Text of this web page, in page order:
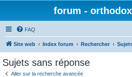
forum -
FAQ
Site web Index forum Rechercher
Sujets sans réponse
Aller sur la recherche avancée